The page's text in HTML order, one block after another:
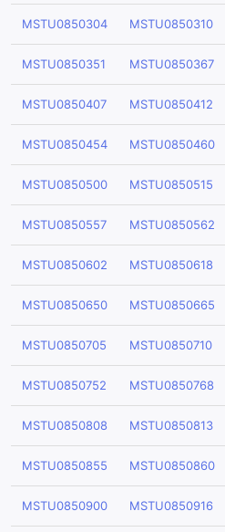
MSTU0850304 MSTU0850310
MSTU0850351 MSTU0850367
MSTU0850407 MSTU0850412
MSTU0850454 MSTU0850460
MSTU0850500 MSTU0850515
MSTU0850557 MSTU0850562
MSTU0850602 MSTU0850618
MSTU0850650 MSTU0850665
MSTU0850705 MSTU0850710
MSTU0850752 MSTU0850768
MSTU0850808 MSTU0850813
MSTU0850855 MSTU0850860
MSTU0850900 MSTU0850916